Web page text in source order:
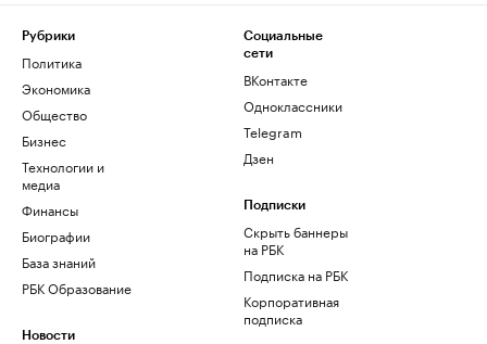
Рубрики
Политика
Экономика
Общество
Бизнес
Технологии и
медиа
Финансы
Биографии
База знаний
РБК Образование
Новости
Социальные
сети
ВКонтакте
Одноклассники
Telegram
Дзен
Подписки
Скрыть баннеры
на РБК
Подписка на РБК
Корпоративная
подписка